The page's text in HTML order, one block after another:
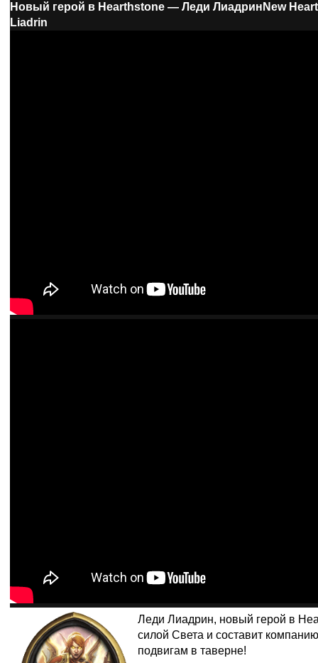
Новый герой в Hearthstone — Леди Лиадрин New
Liadrin
Леди Лиадрин, новый герой в
силой Света и составит
подвигам в таверне!